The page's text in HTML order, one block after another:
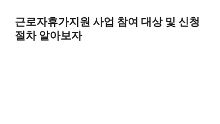
content
근로자휴가지원 사업 참여 대상 및 신청
절차 알아보자